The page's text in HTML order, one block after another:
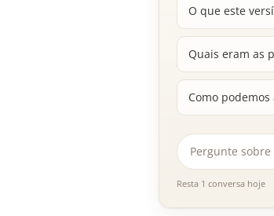
O que este
Quais eram as
Como
Resta 1 conversa hoje